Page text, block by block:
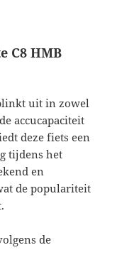
C8 HMB
uit in zowel
accucapaciteit
deze fiets een
tijdens het
en
de populariteit